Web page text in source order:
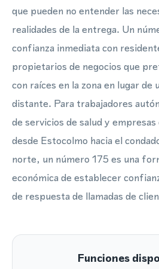
que pueden no entender las
realidades de la entrega. Un
confianza inmediata con
propietarios de negocios que
con raíces en la zona en lugar de
distante. Para trabajadores
de servicios de salud y empresas
desde Estocolmo hacia el
norte, un número 175 es una
económica de establecer
de respuesta de llamadas de
Funciones